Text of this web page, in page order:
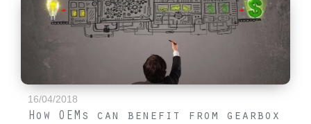
16/04/2018
How OEMs can benefit from gearbox